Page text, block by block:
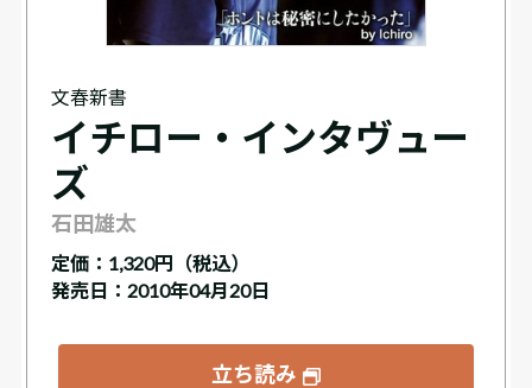
文春新書
イチロー・インタヴュー
ズ
石田雄太
定価： 1,320円（税込）
発売日：2010年04月20日
立ち読み